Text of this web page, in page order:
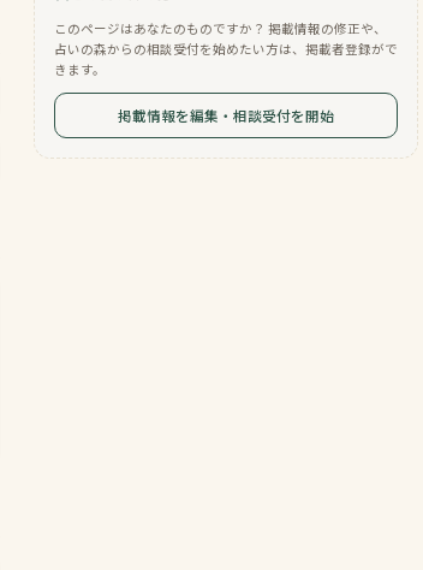
このページはあなたのものですか？ 掲載情報の修正や、
占いの森からの相談受付を始めたい方は、掲載者登録がで
きます。
掲載情報を編集・相談受付を開始